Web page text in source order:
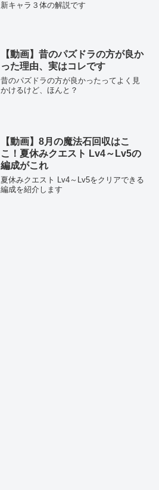
新キャラ３体の解説です
【動画】昔のパズドラの方が良か
った理由、実はコレです
昔のパズドラの方が良かったってよく見
かけるけど、ほんと？
【動画】8月の魔法石回収はこ
こ！夏休みクエスト Lv4～Lv5の
編成がこれ
夏休みクエスト Lv4～Lv5をクリアできる
編成を紹介します